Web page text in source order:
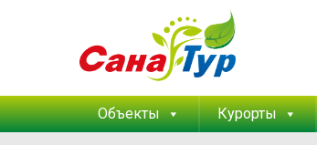
Объекты Курорты